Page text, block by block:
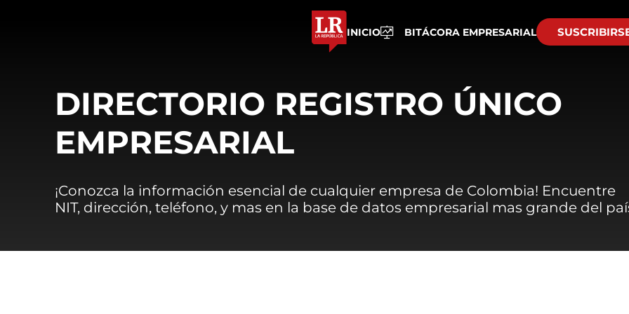
INICIO BITÁCORA EMPRESARIAL
DIRECTORIO REGISTRO ÚNICO
EMPRESARIAL
¡Conozca la información esencial de cualquier empresa de Colombia! Encuentre
NIT, dirección, teléfono, y mas en la base de datos empresarial mas grande del